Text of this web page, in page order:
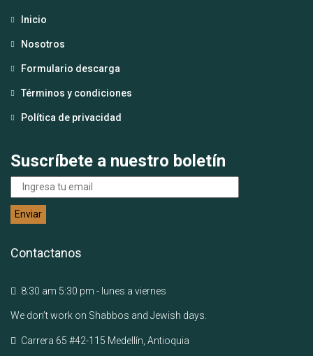
Inicio
Nosotros
Formulario descarga
Términos y condiciones
Política de privacidad
Suscríbete a nuestro boletín
Contactanos
8:30 am 5:30 pm - lunes a viernes
We don’t work on Shabbos and Jewish days.
Carrera 65 #42-115 Medellín, Antioquia